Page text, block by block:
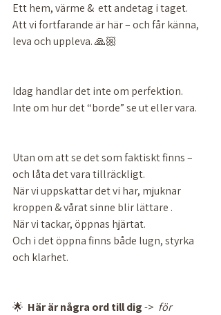
Ett hem, värme &  ett andetag i taget.
Att vi fortfarande är här – och får känna,
leva och uppleva. 🙏🏼
Idag handlar det inte om perfektion.
Inte om hur det “borde” se ut eller vara.
Utan om att se det som faktiskt finns –
och låta det vara tillräckligt.
När vi uppskattar det vi har, mjuknar
kroppen & vårat sinne blir lättare .
När vi tackar, öppnas hjärtat.
Och i det öppna finns både lugn, styrka
och klarhet.
🌟 Härärnågra ordtilldig -> för